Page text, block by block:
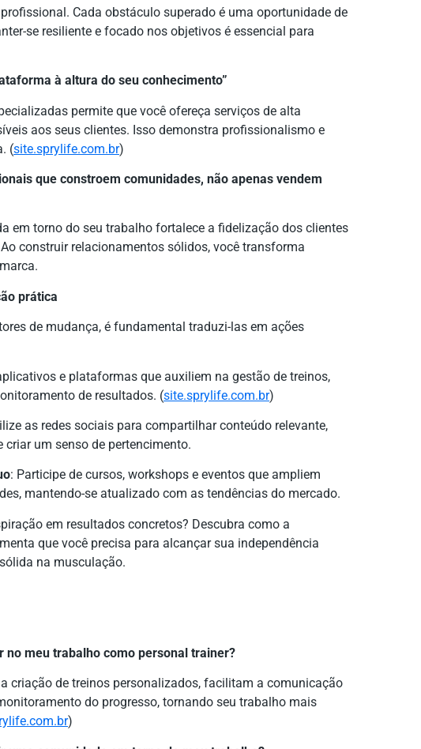
Cada obstáculo superado é uma oportunidade de
se resiliente e focado nos objetivos é essencial para
à altura do seu conhecimento”
permite que você ofereça serviços de alta
aos seus clientes. Isso demonstra profissionalismo e
(site.sprylife.com.br)
que constroem comunidades, não apenas vendem
em torno do seu trabalho fortalece a fidelização dos clientes
construir relacionamentos sólidos, você transforma
prática
de mudança, é fundamental traduzi-las em ações
e plataformas que auxiliem na gestão de treinos,
de resultados. (site.sprylife.com.br)
as redes sociais para compartilhar conteúdo relevante,
um senso de pertencimento.
: Participe de cursos, workshops e eventos que ampliem
mantendo-se atualizado com as tendências do mercado.
em resultados concretos? Descubra como a
que você precisa para alcançar sua independência
na musculação.
no meu trabalho como personal trainer?
criação de treinos personalizados, facilitam a comunicação
do progresso, tornando seu trabalho mais
)